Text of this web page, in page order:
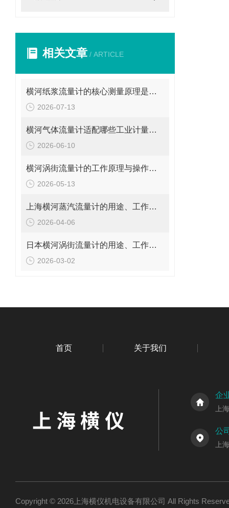
相关文章 / ARTICLE
横河纸浆流量计的核心测量原理是什么？
2026-07-13
横河气体流量计适配哪些工业计量场景？
2026-06-10
横河涡街流量计的工作原理与操作要点是什么？
2026-05-13
上海横河蒸汽流量计的用途、工作原理与使用注意事项
2026-04-06
日本横河涡街流量计的用途、工作原理与使用注意事项
2026-03-02
首页 关于我们
企
上
公
上
Copyright © 2026上海横仪机电设备有限公司 All Rights